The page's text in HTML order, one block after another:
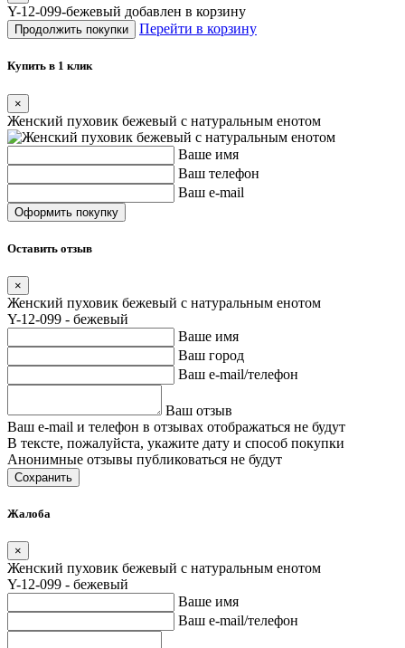
Y-12-099-бежевый добавлен в корзину
Продолжить покупки Перейти в корзину
Купить в 1 клик
×
Женский пуховик бежевый с натуральным енотом
Ваше имя
Ваш телефон
Ваш e-mail
Оставить отзыв
×
Женский пуховик бежевый с натуральным енотом
Y-12-099 - бежевый
Ваше имя
Ваш город
Ваш e-mail/телефон
Ваш отзыв
Ваш e-mail и телефон в отзывах отображаться не будут
В тексте, пожалуйста, укажите дату и способ покупки
Анонимные отзывы публиковаться не будут
Сохранить
Жалоба
×
Женский пуховик бежевый с натуральным енотом
Y-12-099 - бежевый
Ваше имя
Ваш e-mail/телефон